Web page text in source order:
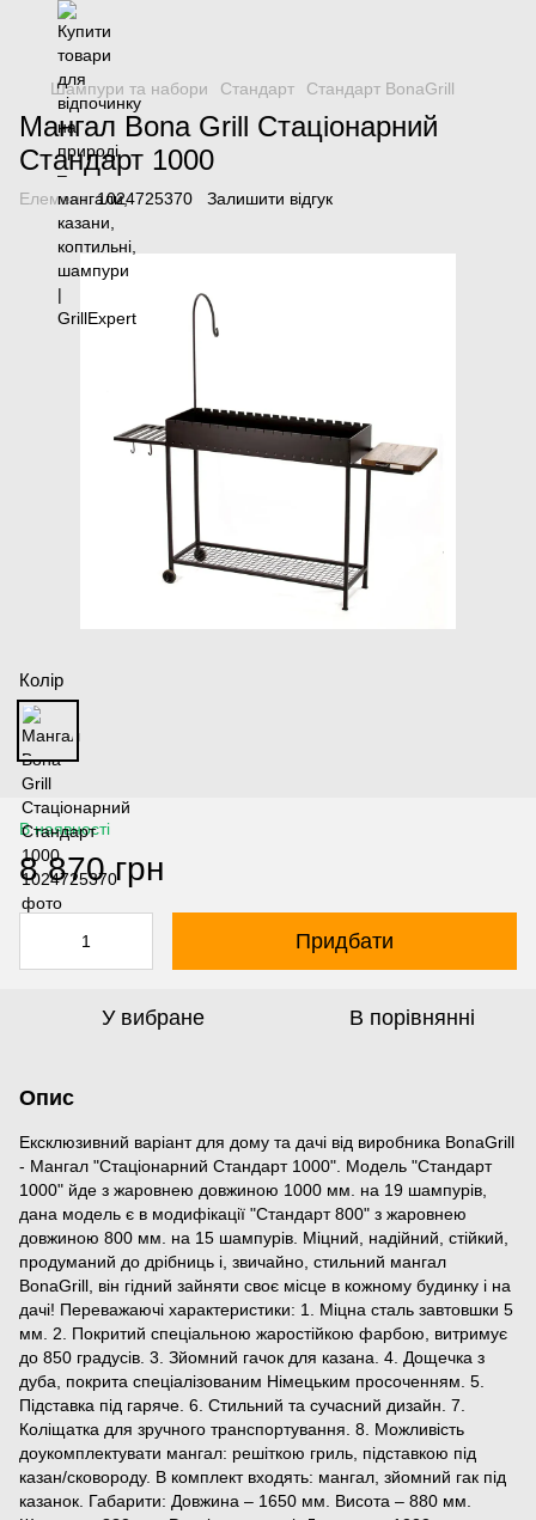
Шампури та набори Стандарт Стандарт BonaGrill
Мангал Bona Grill Стаціонарний
Стандарт 1000
Елемент:1024725370 Залишити відгук
Колір
В наявності
8 870 грн
Придбати
У вибране В порівнянні
Опис
Ексклюзивний варіант для дому та дачі від виробника BonaGrill
- Мангал "Стаціонарний Стандарт 1000". Модель "Стандарт
1000" йде з жаровнею довжиною 1000 мм. на 19 шампурів,
дана модель є в модифікації "Стандарт 800" з жаровнею
довжиною 800 мм. на 15 шампурів. Міцний, надійний, стійкий,
продуманий до дрібниць і, звичайно, стильний мангал
BonaGrill, він гідний зайняти своє місце в кожному будинку і на
дачі! Переважаючі характеристики: 1. Міцна сталь завтовшки 5
мм. 2. Покритий спеціальною жаростійкою фарбою, витримує
до 850 градусів. 3. Зйомний гачок для казана. 4. Дощечка з
дуба, покрита спеціалізованим Німецьким просоченням. 5.
Підставка під гаряче. 6. Стильний та сучасний дизайн. 7.
Коліщатка для зручного транспортування. 8. Можливість
доукомплектувати мангал: решіткою гриль, підставкою під
казан/сковороду. В комплект входять: мангал, зйомний гак під
казанок. Габарити: Довжина – 1650 мм. Висота – 880 мм.